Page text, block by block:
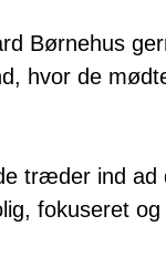
Børnehus
hvor de
træder ind ad
fokuseret